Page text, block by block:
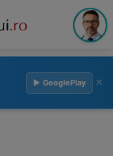
▶ GooglePlay ×